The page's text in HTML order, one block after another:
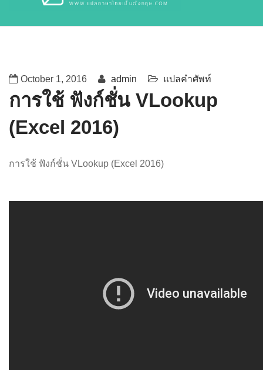
October 1, 2016 admin แปลคำศัพท์
การใช้ ฟังก์ชั่น VLookup
(Excel 2016)
การใช้ ฟังก์ชั่น VLookup (Excel 2016)